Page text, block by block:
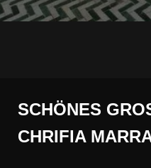
SCHÖNES
HRIFIA